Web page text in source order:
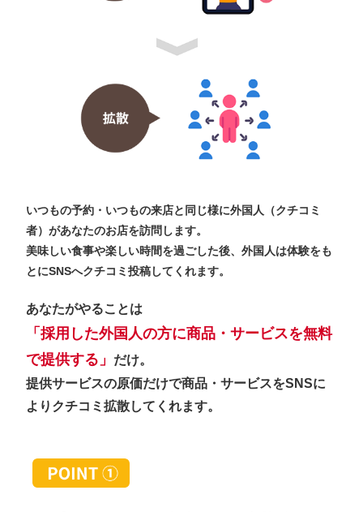
いつもの予約・いつもの来店と同じ様に外国人（クチコミ
者）があなたのお店を訪問します。
美味しい食事や楽しい時間を過ごした後、外国人は体験をも
とにSNSへクチコミ投稿してくれます。
あなたがやることは
「採用した外国人の方に商品・サービスを無料
で提供する」
だけ。
提供サービスの原価だけで商品・サービスをSNSに
よりクチコミ拡散してくれます。